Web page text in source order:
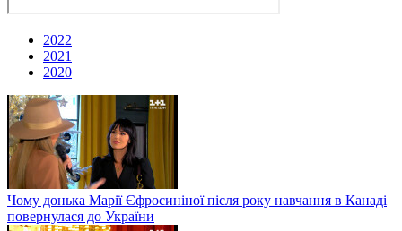
2022
2021
2020
Чому донька Марії Єфросиніної після року навчання в Канаді
повернулася до України